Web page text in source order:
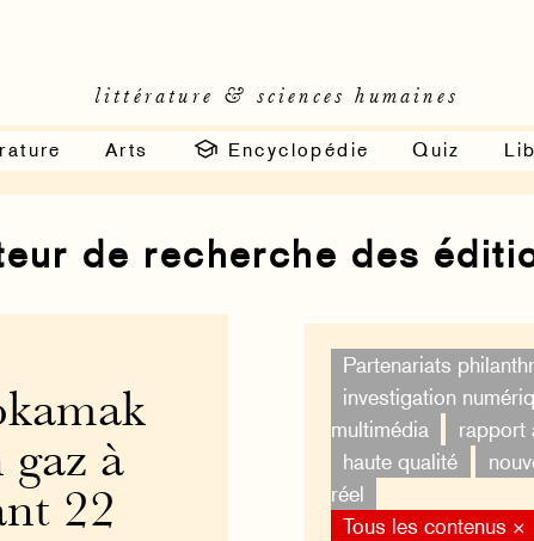
littérature & sciences humaines
Arts Encyclopédie Quiz
de recherche des
Partenariats
investigation
multimédia
rapport
haute qualité
réel
Tous les contenus ×
à
22